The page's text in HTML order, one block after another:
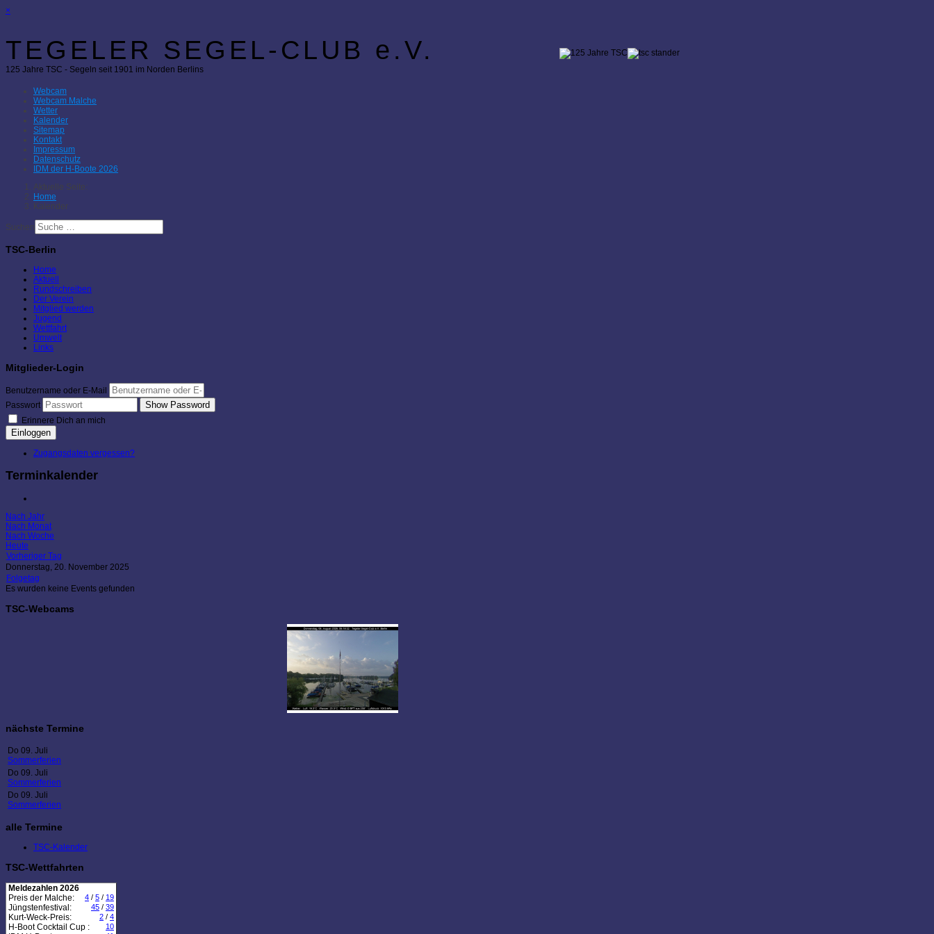
×
TEGELER SEGEL-CLUB e.V.
125 Jahre TSC - Segeln seit 1901 im Norden Berlins
Webcam
Webcam Malche
Wetter
Kalender
Sitemap
Kontakt
Impressum
Datenschutz
IDM der H-Boote 2026
Aktuelle Seite:
Home
Kalender
Suchen
TSC-Berlin
Home
Aktuell
Rundschreiben
Der Verein
Mitglied werden
Jugend
Wettfahrt
Umwelt
Links
Mitglieder-Login
Benutzername oder E-Mail
Passwort
Show Password
Erinnere Dich an mich
Einloggen
Zugangsdaten vergessen?
Terminkalender
Nach Jahr
Nach Monat
Nach Woche
Heute
Vorheriger Tag
Donnerstag, 20. November 2025
Folgetag
Es wurden keine Events gefunden
TSC-Webcams
nächste Termine
Do 09. Juli
Sommerferien
Do 09. Juli
Sommerferien
Do 09. Juli
Sommerferien
alle Termine
TSC-Kalender
TSC-Wettfahrten
Meldezahlen 2026
Preis der Malche:
4 / 5 / 19
Jüngstenfestival: 45 / 39
Kurt-Weck-Preis: 2 / 4
H-Boot Cocktail Cup : 10